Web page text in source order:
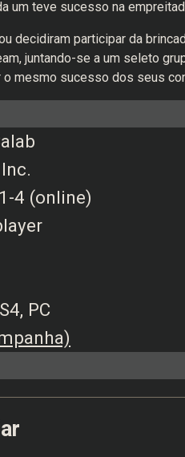
um teve sucesso na
decidiram participar da
juntando-se a um seleto
mesmo sucesso dos seus
4 (online)
PC